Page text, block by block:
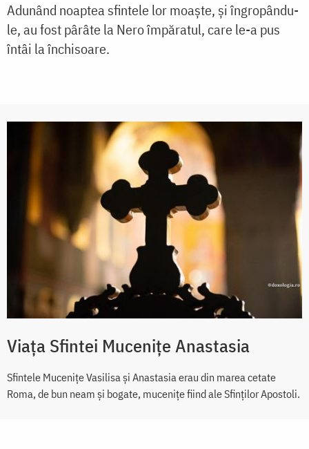
Adunând noaptea sfintele lor moaşte, şi îngropându-
le, au fost pârâte la Nero împăratul, care le-a pus
întâi la închisoare.
Viața Sfintei Mucenițe Anastasia
Sfintele Mucenițe Vasilisa și Anastasia erau din marea cetate
Roma, de bun neam şi bogate, muceniţe fiind ale Sfinţilor Apostoli.